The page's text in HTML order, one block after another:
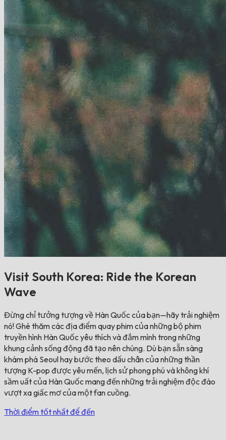
Visit South Korea: Ride the Korean
Wave
Đừng chỉ tưởng tượng về Hàn Quốc của bạn—hãy trải nghiệm
nó! Ghé thăm các địa điểm quay phim của những bộ phim
truyền hình Hàn Quốc yêu thích và đắm mình trong những
khung cảnh sống động đã tạo nên chúng. Dù bạn sẵn sàng
khám phá Seoul hay bước theo dấu chân của những thần
tượng K-pop được yêu mến, lịch sử phong phú và không khí
sầm uất của Hàn Quốc mang đến những trải nghiệm độc đáo
vượt xa giấc mơ của một fan cuồng.
Thời điểm tốt nhất để đến